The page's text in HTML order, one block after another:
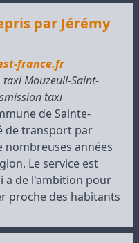
par Jérémy
france.fr
taxi Mouzeuil-Saint-
taxi
de Sainte-
de transport par
nombreuses années
Le service est
a de l'ambition pour
proche des habitants